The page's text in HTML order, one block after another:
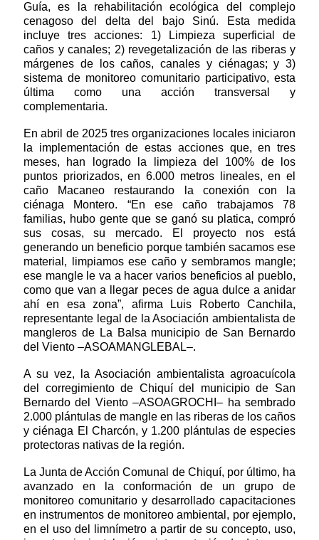
Guía, es la rehabilitación ecológica del complejo
cenagoso del delta del bajo Sinú. Esta medida
incluye tres acciones: 1) Limpieza superficial de
caños y canales; 2) revegetalización de las riberas y
márgenes de los caños, canales y ciénagas; y 3)
sistema de monitoreo comunitario participativo, esta
última como una acción transversal y
complementaria.
En abril de 2025 tres organizaciones locales iniciaron
la implementación de estas acciones que, en tres
meses, han logrado la limpieza del 100% de los
puntos priorizados, en 6.000 metros lineales, en el
caño Macaneo restaurando la conexión con la
ciénaga Montero. “En ese caño trabajamos 78
familias, hubo gente que se ganó su platica, compró
sus cosas, su mercado. El proyecto nos está
generando un beneficio porque también sacamos ese
material, limpiamos ese caño y sembramos mangle;
ese mangle le va a hacer varios beneficios al pueblo,
como que van a llegar peces de agua dulce a anidar
ahí en esa zona”, afirma Luis Roberto Canchila,
representante legal de la Asociación ambientalista de
mangleros de La Balsa municipio de San Bernardo
del Viento –ASOAMANGLEBAL–.
A su vez, la Asociación ambientalista agroacuícola
del corregimiento de Chiquí del municipio de San
Bernardo del Viento –ASOAGROCHI– ha sembrado
2.000 plántulas de mangle en las riberas de los caños
y ciénaga El Charcón, y 1.200 plántulas de especies
protectoras nativas de la región.
La Junta de Acción Comunal de Chiquí, por último, ha
avanzado en la conformación de un grupo de
monitoreo comunitario y desarrollado capacitaciones
en instrumentos de monitoreo ambiental, por ejemplo,
en el uso del limnímetro a partir de su concepto, uso,